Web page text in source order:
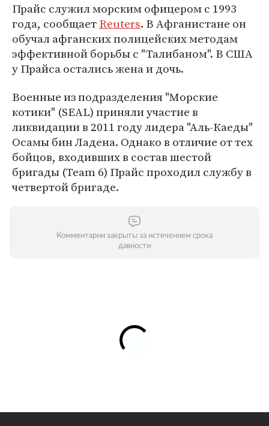
Прайс служил морским офицером с 1993
года, сообщаетReuters. В Афганистане он
обучал афганских полицейских методам
эффективной борьбы с "Талибаном". В США
у Прайса остались жена и дочь.
Военные из подразделения "Морские
котики" (SEAL) приняли участие в
ликвидации в 2011 году лидера "Аль-Каеды"
Осамы бин Ладена. Однако в отличие от тех
бойцов, входивших в состав шестой
бригады (Team 6) Прайс проходил службу в
четвертой бригаде.
Комментарии закрыты за истечением срока
давности